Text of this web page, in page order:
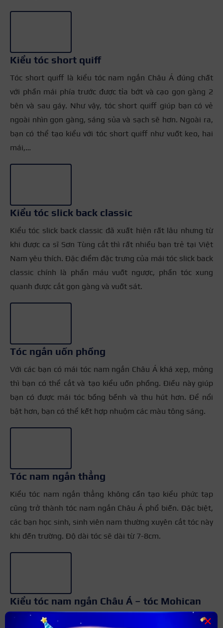
Kiểu tóc short quiff
Tóc short quiff là kiểu tóc nam ngắn Châu Á đúng chất
với phần mái phía trước được tỉa bớt và cạo gọn gàng 2
bên và sau gáy. Như vậy, tóc short quiff giúp bạn có vẻ
ngoài nhìn gọn gàng, sáng sủa và sạch sẽ hơn. Ngoài ra,
bạn có thể tạo kiểu với tóc short quiff như vuốt keo, hai
mái,…
Kiểu tóc slick back classic
Kiểu tóc slick back classic đã xuất hiện rất lâu nhưng từ
khi được ca sĩ Sơn Tùng cắt thì rất nhiều bạn trẻ tại Việt
Nam yêu thích. Đặc điểm đặc trưng của mái tóc slick back
classic chính là phần máu vuốt ngược, phần tóc xung
quanh được cắt gọn gàng và vuốt sát.
Tóc ngắn uốn phồng
Với các bạn có mái tóc nam ngắn Châu Á khá xẹp, mỏng
thì bạn có thể cắt và tạo kiểu uốn phồng. Điều này giúp
bạn có được mái tóc bồng bềnh và thu hút hơn. Để nổi
bật hơn, bạn có thể kết hợp nhuộm các màu tông sáng.
+3
Tóc nam ngắn thẳng
Kiểu tóc nam ngắn thẳng không cần tạo kiểu phức tạp
cũng trở thành tóc nam ngắn Châu Á phổ biến. Đặc biệt,
các bạn học sinh, sinh viên nam thường xuyên cắt tóc này
khi đến trường. Độ dài tóc sẽ dài từ 7-8cm.
Kiểu tóc nam ngắn Châu Á – tóc Mohican
Nếu như bạn là người thích kiểu tóc ngắn, gọn gàng,
×